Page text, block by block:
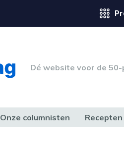
Dé website voor de 50-
Onze columnisten Recepten